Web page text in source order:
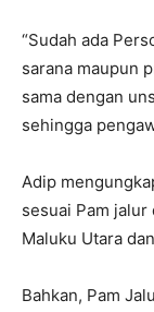
“Sudah ada
sarana maupun
sama dengan
sehingga
Adip
sesuai Pam
Maluku Utara
Bahkan, Pam